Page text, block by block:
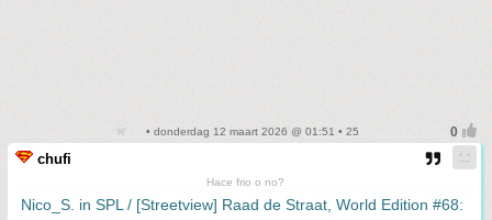
• donderdag 12 maart 2026 @ 01:51 • 25
chufi
Hace frio o no?
Nico_S. in SPL / [Streetview] Raad de Straat, World Edition #68: